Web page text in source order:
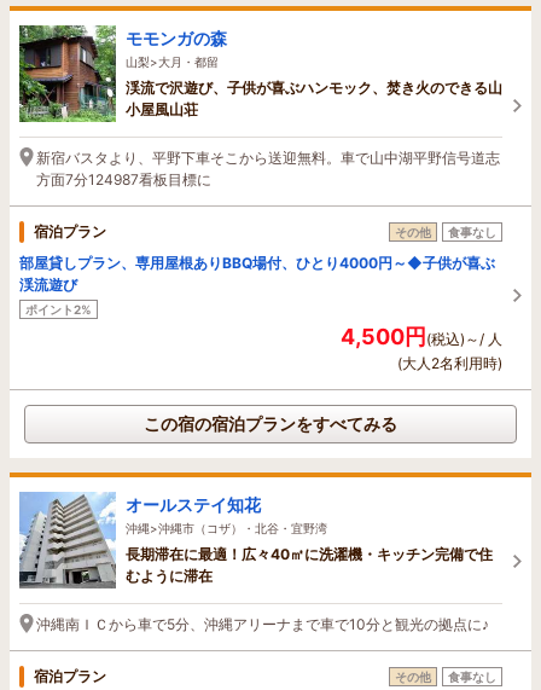
モモンガの森
山梨>大月・都留
渓流で沢遊び、子供が喜ぶハンモック、焚き火のできる山
小屋風山荘
新宿バスタより、平野下車そこから送迎無料。車で山中湖平野信号道志
方面7分124987看板目標に
宿泊プラン その他 食事なし
部屋貸しプラン、専用屋根ありBBQ場付、ひとり4000円～◆子供が喜ぶ
渓流遊び
ポイント2%
4,500円(税込)～/ 人
(大人2名利用時)
この宿の宿泊プランをすべてみる
オールステイ知花
沖縄>沖縄市（コザ）・北谷・宜野湾
長期滞在に最適！広々40㎡に洗濯機・キッチン完備で住
むように滞在
沖縄南ＩＣから車で5分、沖縄アリーナまで車で10分と観光の拠点に♪
宿泊プラン その他 食事なし